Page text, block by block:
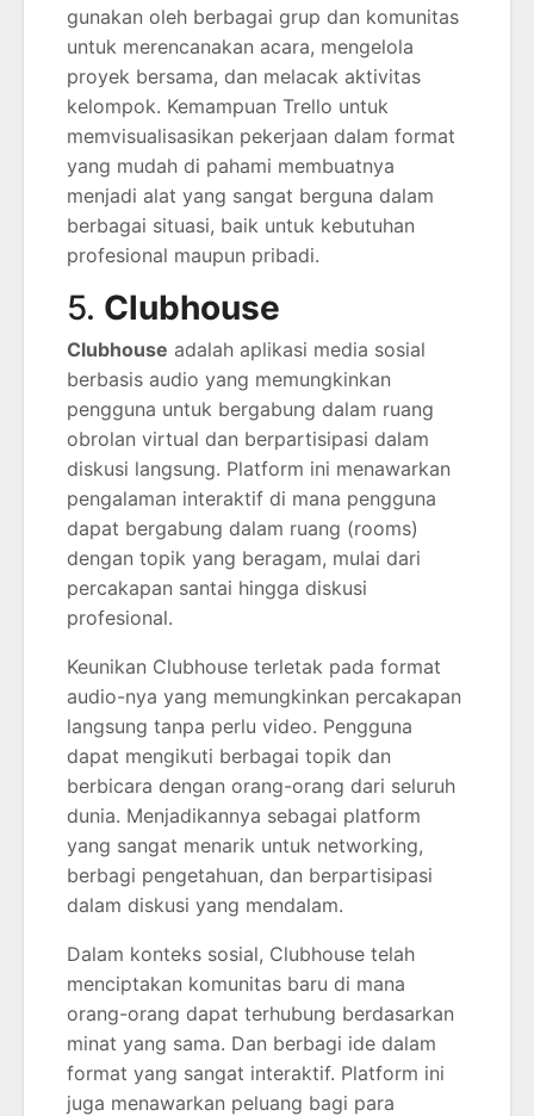
gunakan oleh berbagai grup dan komunitas
untuk merencanakan acara, mengelola
proyek bersama, dan melacak aktivitas
kelompok. Kemampuan Trello untuk
memvisualisasikan pekerjaan dalam format
yang mudah di pahami membuatnya
menjadi alat yang sangat berguna dalam
berbagai situasi, baik untuk kebutuhan
profesional maupun pribadi.
5. Clubhouse
Clubhouse adalah aplikasi media sosial
berbasis audio yang memungkinkan
pengguna untuk bergabung dalam ruang
obrolan virtual dan berpartisipasi dalam
diskusi langsung. Platform ini menawarkan
pengalaman interaktif di mana pengguna
dapat bergabung dalam ruang (rooms)
dengan topik yang beragam, mulai dari
percakapan santai hingga diskusi
profesional.
Keunikan Clubhouse terletak pada format
audio-nya yang memungkinkan percakapan
langsung tanpa perlu video. Pengguna
dapat mengikuti berbagai topik dan
berbicara dengan orang-orang dari seluruh
dunia. Menjadikannya sebagai platform
yang sangat menarik untuk networking,
berbagi pengetahuan, dan berpartisipasi
dalam diskusi yang mendalam.
Dalam konteks sosial, Clubhouse telah
menciptakan komunitas baru di mana
orang-orang dapat terhubung berdasarkan
minat yang sama. Dan berbagi ide dalam
format yang sangat interaktif. Platform ini
juga menawarkan peluang bagi para